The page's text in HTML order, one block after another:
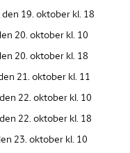
19. oktober kl. 18
20. oktober kl. 10
20. oktober kl. 18
21. oktober kl. 11
22. oktober kl. 10
22. oktober kl. 18
23. oktober kl. 10